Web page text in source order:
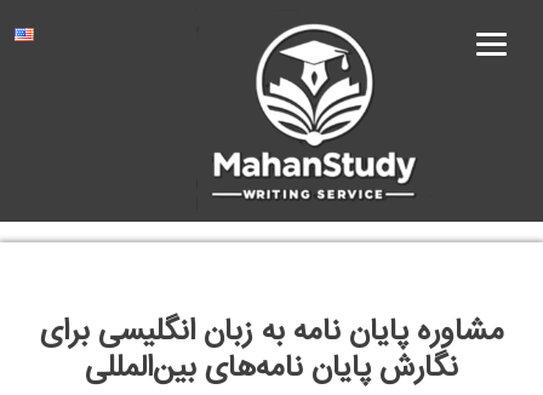
مشاوره پایان نامه به زبان انگلیسی برای
نگارش پایان نامه‌های بین‌المللی